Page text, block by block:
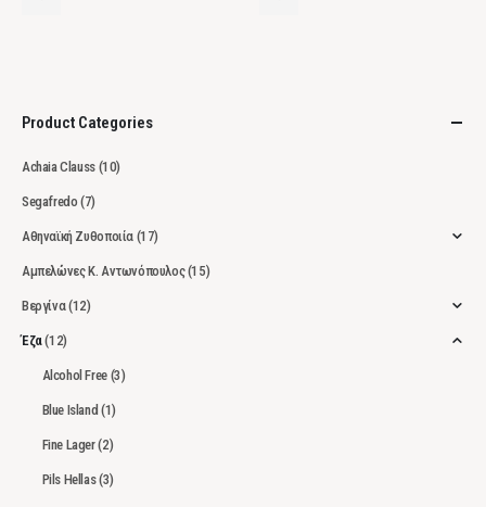
Product Categories
Achaia Clauss (10)
Segafredo (7)
Αθηναϊκή Ζυθοποιία (17)
Αμπελώνες Κ. Αντωνόπουλος(15)
Βεργίνα(12)
Έζα(12)
Alcohol Free (3)
Blue Island (1)
Fine Lager(2)
Pils Hellas(3)